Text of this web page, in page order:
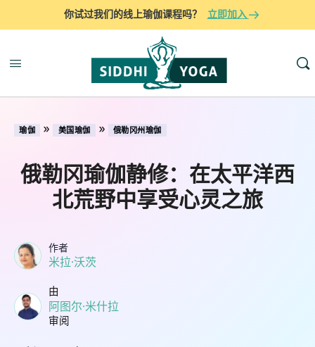
你试过我们的线上瑜伽课程吗？ 立即加入
瑜伽 » 美国瑜伽 » 俄勒冈州瑜伽
俄勒冈瑜伽静修：在太平洋西
北荒野中享受心灵之旅
作者
米拉·沃茨
由
阿图尔·米什拉
审阅